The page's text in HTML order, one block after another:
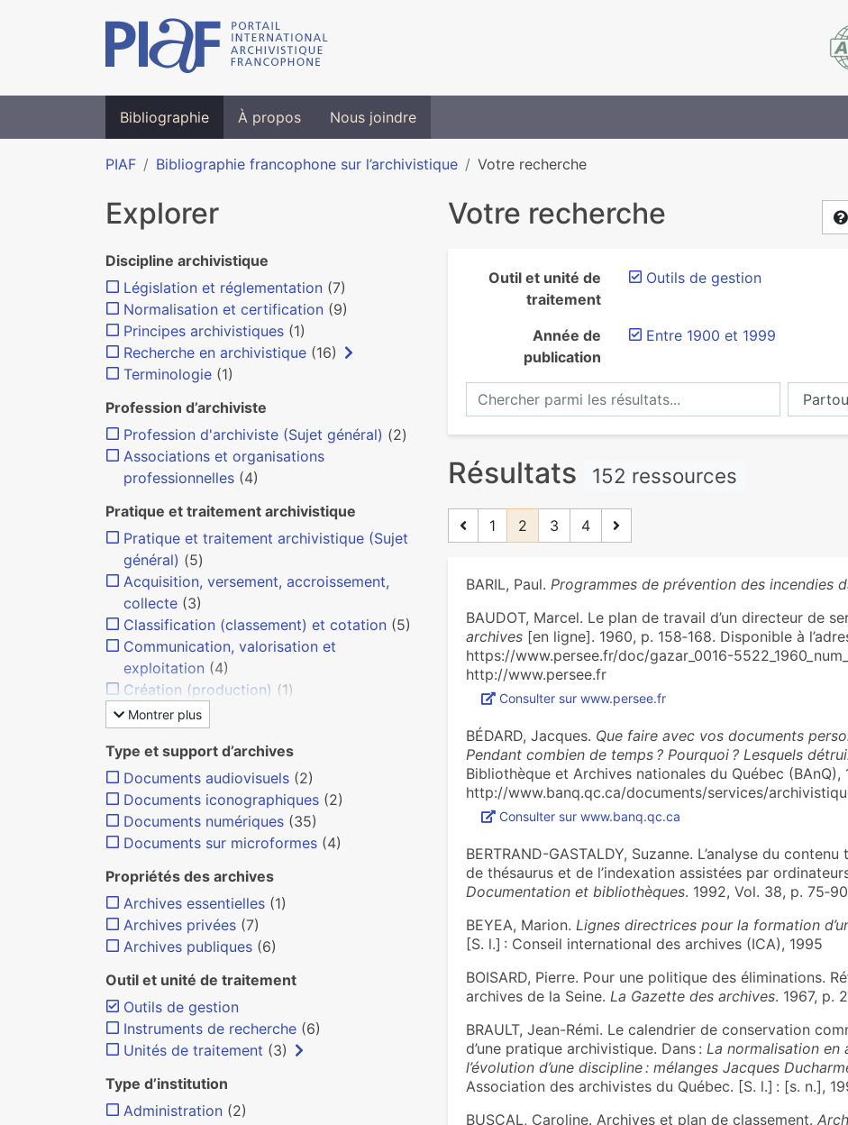
Bibliographie À propos Nous joindre
PIAF Bibliographie francophone sur l’archivistique Votre recherche
Votre recherche
Outil et unité de
traitement
Outils de gestion
Année de
publication
Entre 1900 et 1999
Chercher parmi les résultats...
Résultats 152 ressources
1 2 3 4
BARIL, Paul. Programmes de prévention des incendies
BAUDOT, Marcel. Le plan de travail d’un directeur de
archives[en ligne]. 1960, p. 158‑168. Disponible à
https://www.persee.fr/doc/gazar_0016-
http://www.persee.fr
Consulter sur www.persee.fr
BÉDARD, Jacques. Que faire avec vos documents
Pendant combien de temps ? Pourquoi ? Lesquels
Bibliothèque et Archives nationales du Québec (BAnQ),
http://www.banq.qc.ca/documents/services/
Consulter sur www.banq.qc.ca
BERTRAND-GASTALDY, Suzanne. L’analyse du
de thésaurus et de l’indexation assistées par
Documentation et bibliothèques. 1992, Vol. 38, p. 75‑90
BEYEA, Marion. Lignes directrices pour la formation
[S. l.] : Conseil international des archives (ICA), 1995
BOISARD, Pierre. Pour une politique des éliminations.
archives de la Seine. La Gazette des archives. 1967, p.
BRAULT, Jean-Rémi. Le calendrier de conservation
d’une pratique archivistique. Dans : La normalisation en
l’évolution d’une discipline : mélanges Jacques
Association des archivistes du Québec. [S. l.] : [s. n.],
BUSCAL, Caroline. Archives et plan de classement.
Explorer
Discipline archivistique
Législation et réglementation (7)
Normalisation et certification (9)
Principes archivistiques (1)
Recherche en archivistique (16)
Terminologie (1)
Profession d’archiviste
Profession d'archiviste (Sujet général) (2)
Associations et organisations
professionnelles (4)
Pratique et traitement archivistique
Pratique et traitement archivistique (Sujet
général) (5)
Acquisition, versement, accroissement,
collecte (3)
Classification (classement) et cotation (5)
Communication, valorisation et
exploitation (4)
Création (production) (1)
Montrer plus
Type et support d’archives
Documents audiovisuels (2)
Documents iconographiques (2)
Documents numériques (35)
Documents sur microformes (4)
Propriétés des archives
Archives essentielles (1)
Archives privées (7)
Archives publiques (6)
Outil et unité de traitement
Outils de gestion
Instruments de recherche (6)
Unités de traitement (3)
Type d’institution
Administration (2)